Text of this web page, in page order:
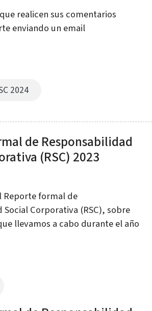
realicen sus comentarios
enviando un email
2024
de Responsabilidad
(RSC) 2023
Reporte formal de
Social Corporativa (RSC), sobre
llevamos a cabo durante el año